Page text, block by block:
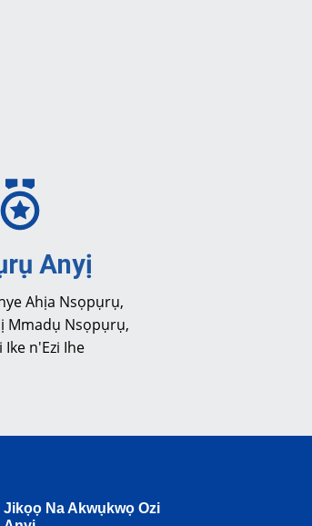
Anyị
Ahịa Nsọpụrụ,
Mmadụ Nsọpụrụ,
Ike n'Ezi Ihe
Jikọọ Na Akwụkwọ Ozi